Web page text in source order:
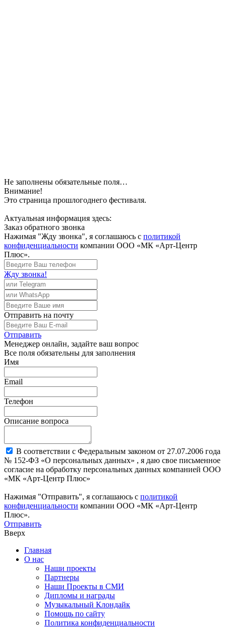
Не заполнены обязательные поля…
Внимание!
Это страница прошлогоднего фестиваля.
Актуальная информация здесь:
Заказ обратного звонка
Нажимая "Жду звонка", я соглашаюсь с политикой
конфиденциальности компании ООО «МК «Арт-Центр
Плюс».
Жду звонка!
Отправить на почту
Отправить
Менеджер онлайн, задайте ваш вопрос
Все поля обязательны для заполнения
Имя
Email
Телефон
Описание вопроса
В соответствии с Федеральным законом от 27.07.2006 года
№ 152-ФЗ «О персональных данных» , я даю свое письменное
согласие на обработку персональных данных компанией ООО
«МК «Арт-Центр Плюс»
Нажимая "Отправить", я соглашаюсь с политикой
конфиденциальности компании ООО «МК «Арт-Центр
Плюс».
Отправить
Вверх
Главная
О нас
Наши проекты
Партнеры
Наши Проекты в СМИ
Дипломы и награды
Музыкальный Клондайк
Помощь по сайту
Политика конфиденциальности